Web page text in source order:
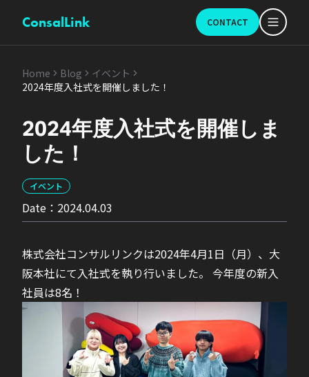
ConsalLink CONTACT
Home Blog
イベント
2024年度入社式を開催しました！
2024年度入社式を開催しま
した！
イベント
Date： 2024.04.03
株式会社コンサルリンクは2024年4月1日（月）、大
阪本社にて入社式を執り行いました。 今年度の新入
社員は8名！